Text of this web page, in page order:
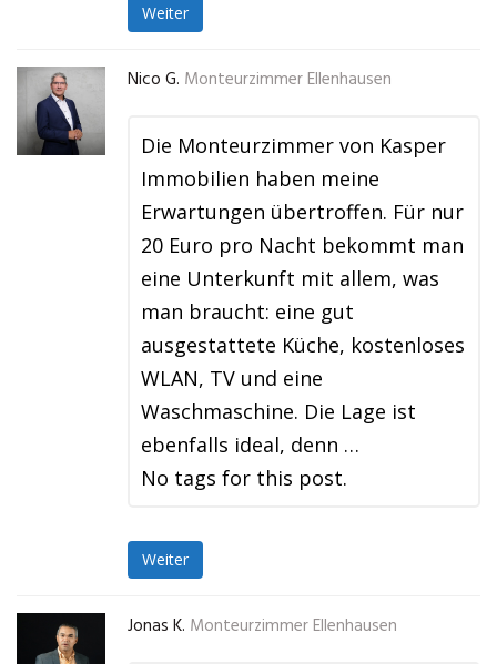
Weiter
Nico G. Monteurzimmer Ellenhausen
Die Monteurzimmer von Kasper
Immobilien haben meine
Erwartungen übertroffen. Für nur
20 Euro pro Nacht bekommt man
eine Unterkunft mit allem, was
man braucht: eine gut
ausgestattete Küche, kostenloses
WLAN, TV und eine
Waschmaschine. Die Lage ist
ebenfalls ideal, denn …
No tags for this post.
Weiter
Jonas K. Monteurzimmer Ellenhausen